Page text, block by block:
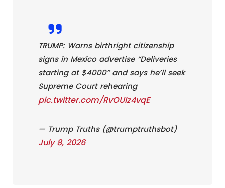
TRUMP: Warns birthright citizenship
signs in Mexico advertise “Deliveries
starting at $4000” and says he’ll seek
Supreme Court rehearing
pic.twitter.com/RvOUIz4vqE
— Trump Truths (@trumptruthsbot)
July 8, 2026